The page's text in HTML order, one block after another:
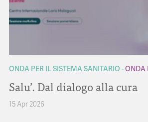
ONDA PER IL SISTEMA SANITARIO ONDA
Salu’. Dal dialogo alla cura
15 Apr 2026